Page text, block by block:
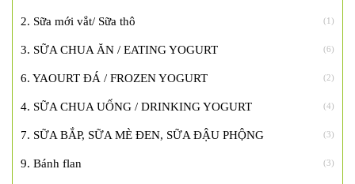
2. Sữa mới vắt/ Sữa thô (1)
3. SỮA CHUA ĂN / EATING YOGURT (6)
6. YAOURT ĐÁ / FROZEN YOGURT (2)
4. SỮA CHUA UỐNG / DRINKING YOGURT (4)
7. SỮA BẮP, SỮA MÈ ĐEN, SỮA ĐẬU PHỘNG (3)
9. Bánh flan (3)